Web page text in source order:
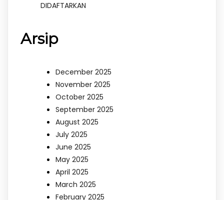
DIDAFTARKAN
Arsip
December 2025
November 2025
October 2025
September 2025
August 2025
July 2025
June 2025
May 2025
April 2025
March 2025
February 2025